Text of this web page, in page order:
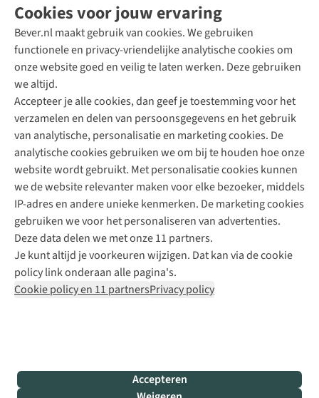
Cookies voor jouw ervaring
Bever.nl maakt gebruik van cookies. We gebruiken
functionele en privacy-vriendelijke analytische cookies om
onze website goed en veilig te laten werken. Deze gebruiken
we altijd.
Accepteer je alle cookies, dan geef je toestemming voor het
verzamelen en delen van persoonsgegevens en het gebruik
van analytische, personalisatie en marketing cookies. De
analytische cookies gebruiken we om bij te houden hoe onze
website wordt gebruikt. Met personalisatie cookies kunnen
we de website relevanter maken voor elke bezoeker, middels
IP-adres en andere unieke kenmerken. De marketing cookies
gebruiken we voor het personaliseren van advertenties.
Deze data delen we met onze 11 partners.
Je kunt altijd je voorkeuren wijzigen. Dat kan via de cookie
policy link onderaan alle pagina's.
Cookie policy en 11 partnersPrivacy policy
Accepteren
Direct advies van een Buitenexpert
+31 (0)85 888 50 88
+31 6 12 28 49 80
Contactformulier
Bever